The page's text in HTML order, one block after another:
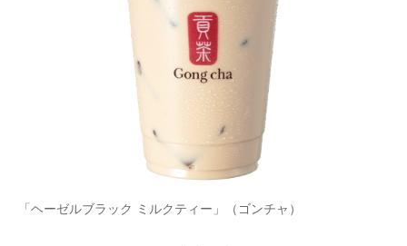
建設×テクノロジーの最前線
ちょっと気になるネットの話題
「ヘーゼルブラック ミルクティー」（ゴンチャ）